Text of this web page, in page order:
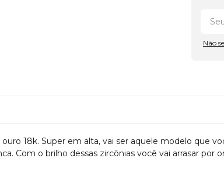
Não
18k. Super em alta, vai ser aquele modelo que
Com o brilho dessas zircônias você vai arrasar por